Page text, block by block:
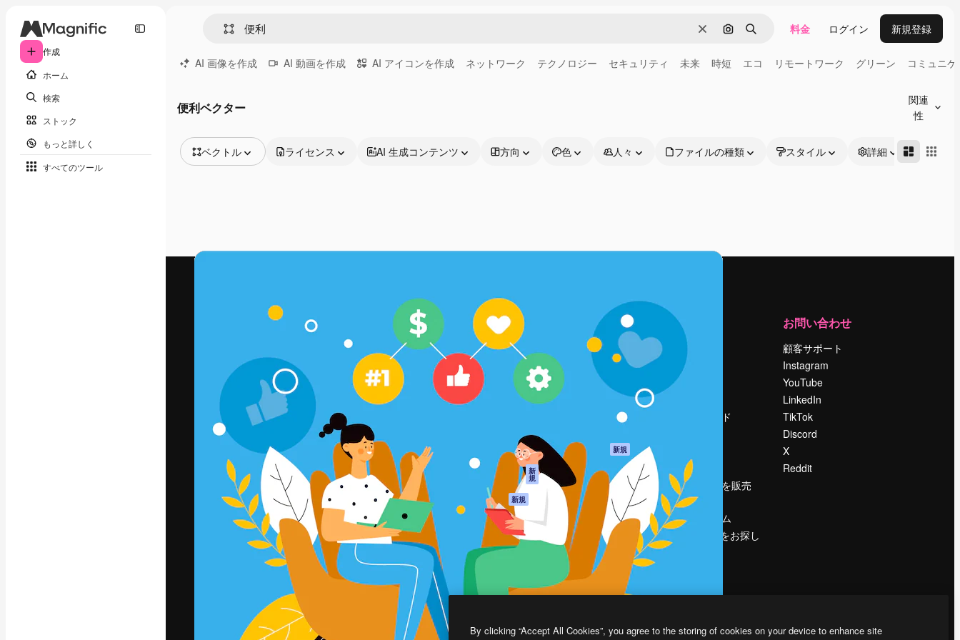
作成
ホーム
検索
ストック
もっと詳しく
すべてのツール
消去 画像で検索
検索 料金 ログイン 新規登録
AI 画像を作成 AI 動画を作成 AI アイコンを作成 ネットワーク テクノロジー セキュリティ 未来 時短 エコ リモートワーク グリーン コミュニ
便利ベクター
関連
性
ベクトル
動画
ライセンス AI 生成コンテンツ 方向 色 人々 ファイルの種類 スタイル 詳細
最高のクリエイティブ制作を導くためのプラ
ットフォーム。クリエイター、企業、代理
店、スタジオを含む100万人以上が利用して
います。
日本語
Spaces
AI アシスタント
AI 画像生成ツール
AI 動画生成ツール
ストックコンテン
Claude/ChatGPT 新
規
エージェント 新規
API
モバイルアプリ
すべてのMagnificツ
ール
はじめに
Academy
ドキュメント
サポート
プライバシーポリ
オリジナル
新規
クッキーポリシー
トラストセンター
アフィリエイト
法人向け
運営
会社概要
Reviews
検索トレンド
Slidesgo
コンテンツを販売
する
プレスルーム
magnific.aiをお探し
お問い合わせ
顧客サポート
Instagram
YouTube
LinkedIn
TikTok
Discord
X
Reddit
Copyright © 2010- Freepik Company S.L.U. 無断複写・転載を禁じます
By clicking “Accept All Cookies”, you agree to the storing of cookies on your device to enhance site